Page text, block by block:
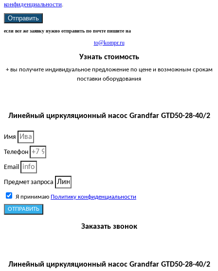
конфиденциальности.
Отправить
если все же заявку нужно отправить по почте пишите на
to@kompr.ru
Узнать стоимость
+ вы получите индивидуальное предложение по цене и возможным срокам
поставки оборудования
Линейный циркуляционный насос Grandfar GTD50-28-40/2
Имя
Телефон
Email
Предмет запроса
Я принимаю Политику конфиденциальности
ОТПРАВИТЬ
Заказать звонок
Линейный циркуляционный насос Grandfar GTD50-28-40/2